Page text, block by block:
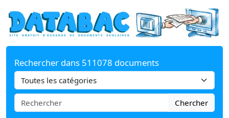
Rechercher dans 511078 documents
Chercher